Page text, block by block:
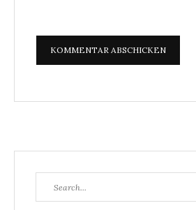
for: